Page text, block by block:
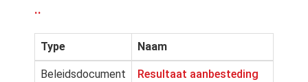
..
Type Naam
Beleidsdocument
Resultaat aanbesteding